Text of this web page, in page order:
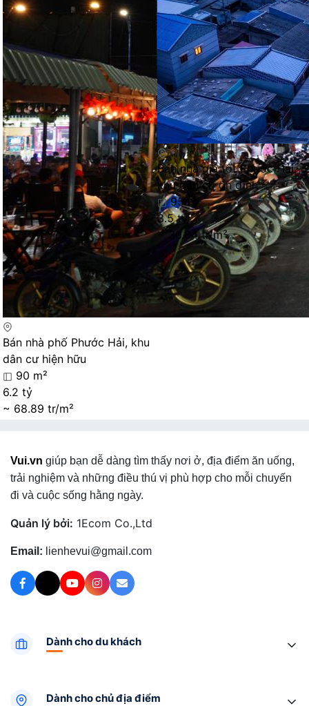
Bán nhà phố Phước Hải, khu
dân cư hiện hữu
90 m²
6.2 tỷ
~ 68.89 tr/m²
Bán nhà giá tốt Phước Hải,
khu dân cư ổn định
95 m²
3.5 tỷ
~ 36.84 tr/m²
Vui.vn giúp bạn dễ dàng tìm thấy nơi ở, địa điểm ăn uống,
trải nghiệm và những điều thú vị phù hợp cho mỗi chuyến
đi và cuộc sống hằng ngày.
Quản lý bởi: 1Ecom Co.,Ltd
Email: lienhevui@gmail.com
Dành cho du khách
Dành cho chủ địa điểm